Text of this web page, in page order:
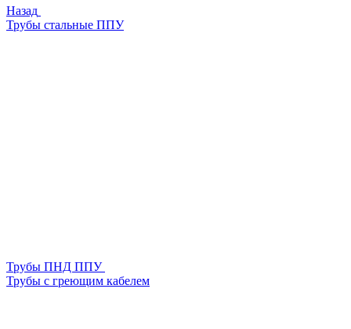
Назад
Трубы стальные ППУ
Трубы ПНД ППУ
Трубы с греющим кабелем